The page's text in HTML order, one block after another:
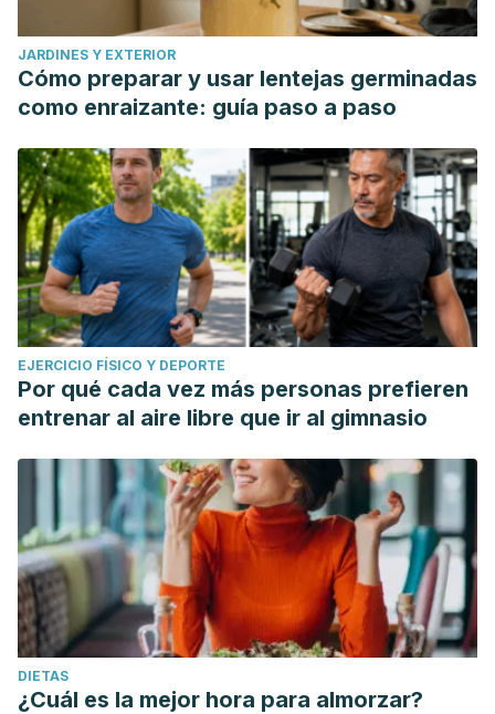
JARDINES Y EXTERIOR
Cómo preparar y usar lentejas germinadas
como enraizante: guía paso a paso
EJERCICIO FÍSICO Y DEPORTE
Por qué cada vez más personas prefieren
entrenar al aire libre que ir al gimnasio
DIETAS
¿Cuál es la mejor hora para almorzar?